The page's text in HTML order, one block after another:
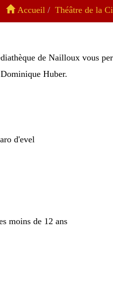
Accueil Théâtre de la
de Nailloux vous
Huber.
d'evel
moins de 12 ans